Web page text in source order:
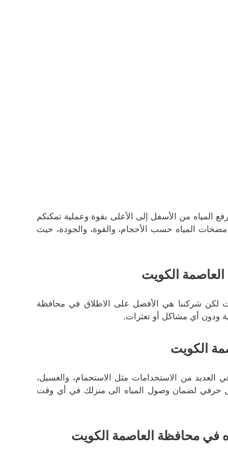
من الأسفل إلى الأعلى بقوة وعملية تمكنكم
المياه حسب الأحجام، والقوة، والجودة، حيث
الكويت
لكن شركننا هي الأفضل على الاطلاق في محافظة
ودون أي مشاكل أو تعثرات.
الكويت
العديد من الاستخدامات مثل الاستحمام، والغسيل،
حرفي لضمان وصول المياه الى منزلك في أي وقت
محافظة العاصمة الكويت